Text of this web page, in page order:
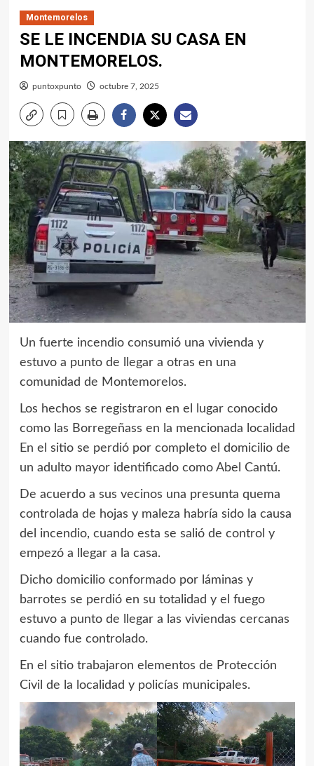
Montemorelos
SE LE INCENDIA SU CASA EN
MONTEMORELOS.
puntoxpunto octubre 7, 2025
Un fuerte incendio consumió una vivienda y
estuvo a punto de llegar a otras en una
comunidad de Montemorelos.
Los hechos se registraron en el lugar conocido
como las Borregeñass en la mencionada localidad
En el sitio se perdió por completo el domicilio de
un adulto mayor identificado como Abel Cantú.
De acuerdo a sus vecinos una presunta quema
controlada de hojas y maleza habría sido la causa
del incendio, cuando esta se salió de control y
empezó a llegar a la casa.
Dicho domicilio conformado por láminas y
barrotes se perdió en su totalidad y el fuego
estuvo a punto de llegar a las viviendas cercanas
cuando fue controlado.
En el sitio trabajaron elementos de Protección
Civil de la localidad y policías municipales.